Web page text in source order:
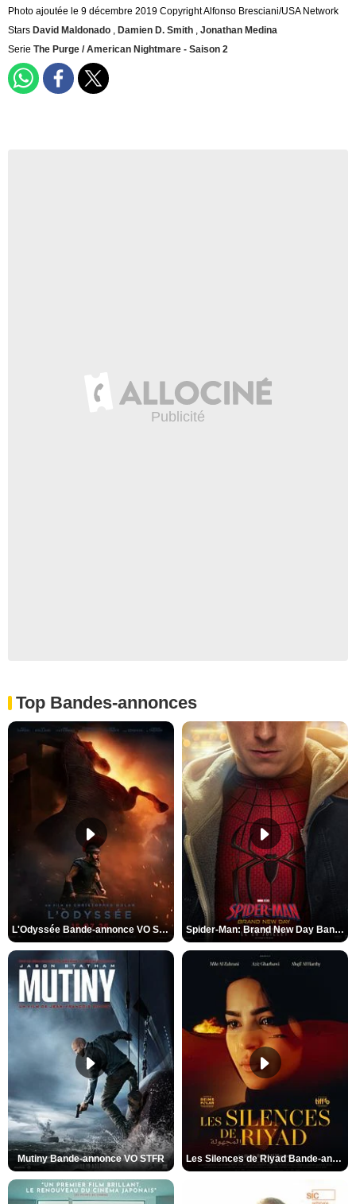
Photo ajoutée le 9 décembre 2019 Copyright Alfonso Bresciani/USA Network
Stars David Maldonado , Damien D. Smith , Jonathan Medina
Serie The Purge / American Nightmare - Saison 2
Top Bandes-annonces
L'Odyssée Bande-annonce VO STFR Spider-Man: Brand New Day Bande-annonce VO STFR
Mutiny Bande-annonce VO STFR Les Silences de Riyad Bande-annonce VO STFR